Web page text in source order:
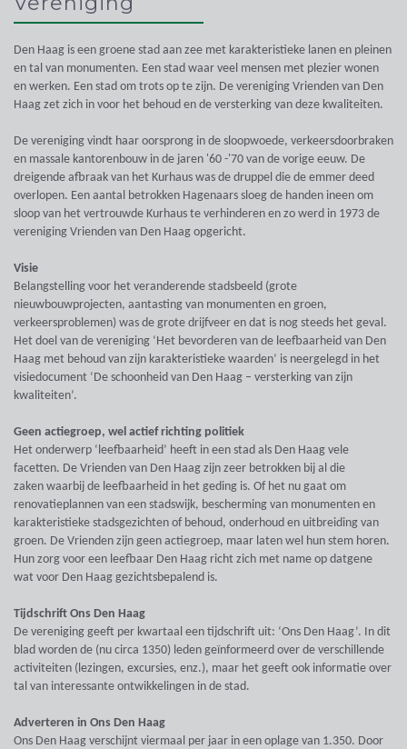
Den Haag is een groene stad aan zee met karakteristieke lanen en pleinen
en tal van monumenten. Een stad waar veel mensen met plezier wonen
en werken. Een stad om trots op te zijn. De vereniging Vrienden van Den
Haag zet zich in voor het behoud en de versterking van deze kwaliteiten.
De vereniging vindt haar oorsprong in de sloopwoede, verkeersdoorbraken
en massale kantorenbouw in de jaren '60 -'70 van de vorige eeuw. De
dreigende afbraak van het Kurhaus was de druppel die de emmer deed
overlopen. Een aantal betrokken Hagenaars sloeg de handen ineen om
sloop van het vertrouwde Kurhaus te verhinderen en zo werd in 1973 de
vereniging Vrienden van Den Haag opgericht.
Visie
Belangstelling voor het veranderende stadsbeeld (grote
nieuwbouwprojecten, aantasting van monumenten en groen,
verkeersproblemen) was de grote drijfveer en dat is nog steeds het geval.
Het doel van de vereniging ‘Het bevorderen van de leefbaarheid van Den
Haag met behoud van zijn karakteristieke waarden’ is neergelegd in het
visiedocument ‘De schoonheid van Den Haag – versterking van zijn
kwaliteiten’.
Geen actiegroep, wel actief richting politiek
Het onderwerp ‘leefbaarheid’ heeft in een stad als Den Haag vele
facetten. De Vrienden van Den Haag zijn zeer betrokken bij al die
zaken waarbij de leefbaarheid in het geding is. Of het nu gaat om
renovatieplannen van een stadswijk, bescherming van monumenten en
karakteristieke stadsgezichten of behoud, onderhoud en uitbreiding van
groen. De Vrienden zijn geen actiegroep, maar laten wel hun stem horen.
Hun zorg voor een leefbaar Den Haag richt zich met name op datgene
wat voor Den Haag gezichtsbepalend is.
Tijdschrift Ons Den Haag
De vereniging geeft per kwartaal een tijdschrift uit: ‘Ons Den Haag’. In dit
blad worden de (nu circa 1350) leden geïnformeerd over de verschillende
activiteiten (lezingen, excursies, enz.), maar het geeft ook informatie over
tal van interessante ontwikkelingen in de stad.
Adverteren in Ons Den Haag
Ons Den Haag verschijnt viermaal per jaar in een oplage van 1.350. Door